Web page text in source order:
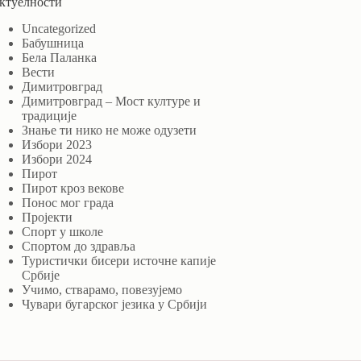
Uncategorized
Бабушница
Бела Паланка
Вести
Димитровград
Димитровград – Мост културе и
традиције
Знање ти нико не може одузети
Избори 2023
Избори 2024
Пирот
Пирот кроз векове
Понос мог града
Пројекти
Спорт у школе
Спортом до здравља
Туристички бисери источне капије
Србије
Учимо, стварамо, повезујемо
Чувари бугарског језика у Србији